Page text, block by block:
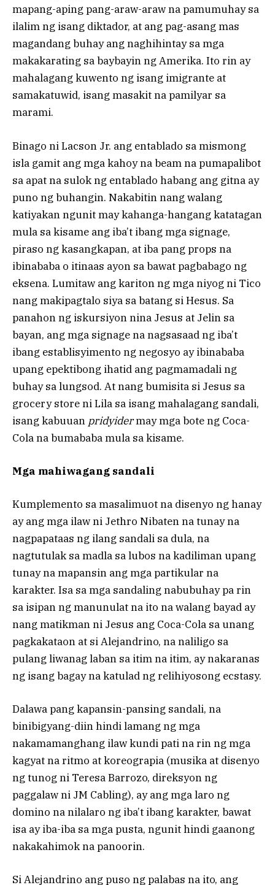
mapang-aping pang-araw-araw na pamumuhay sa
ilalim ng isang diktador, at ang pag-asang mas
magandang buhay ang naghihintay sa mga
makakarating sa baybayin ng Amerika. Ito rin ay
mahalagang kuwento ng isang imigrante at
samakatuwid, isang masakit na pamilyar sa
marami.
Binago ni Lacson Jr. ang entablado sa mismong
isla gamit ang mga kahoy na beam na pumapalibot
sa apat na sulok ng entablado habang ang gitna ay
puno ng buhangin. Nakabitin nang walang
katiyakan ngunit may kahanga-hangang katatagan
mula sa kisame ang iba’t ibang mga signage,
piraso ng kasangkapan, at iba pang props na
ibinababa o itinaas ayon sa bawat pagbabago ng
eksena. Lumitaw ang kariton ng mga niyog ni Tico
nang makipagtalo siya sa batang si Hesus. Sa
panahon ng iskursiyon nina Jesus at Jelin sa
bayan, ang mga signage na nagsasaad ng iba’t
ibang establisyimento ng negosyo ay ibinababa
upang epektibong ihatid ang pagmamadali ng
buhay sa lungsod. At nang bumisita si Jesus sa
grocery store ni Lila sa isang mahalagang sandali,
isang kabuuan pridyidermay mga bote ng Coca-
Cola na bumababa mula sa kisame.
Mga mahiwagang sandali
Kumplemento sa masalimuot na disenyo ng hanay
ay ang mga ilaw ni Jethro Nibaten na tunay na
nagpapataas ng ilang sandali sa dula, na
nagtutulak sa madla sa lubos na kadiliman upang
tunay na mapansin ang mga partikular na
karakter. Isa sa mga sandaling nabubuhay pa rin
sa isipan ng manunulat na ito na walang bayad ay
nang matikman ni Jesus ang Coca-Cola sa unang
pagkakataon at si Alejandrino, na naliligo sa
pulang liwanag laban sa itim na itim, ay nakaranas
ng isang bagay na katulad ng relihiyosong ecstasy.
Dalawa pang kapansin-pansing sandali, na
binibigyang-diin hindi lamang ng mga
nakamamanghang ilaw kundi pati na rin ng mga
kagyat na ritmo at koreograpia (musika at disenyo
ng tunog ni Teresa Barrozo, direksyon ng
paggalaw ni JM Cabling), ay ang mga laro ng
domino na nilalaro ng iba’t ibang karakter, bawat
isa ay iba-iba sa mga pusta, ngunit hindi gaanong
nakakahimok na panoorin.
Si Alejandrino ang puso ng palabas na ito, ang